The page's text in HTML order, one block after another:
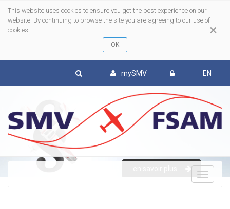
×
This website uses cookies to ensure you get the best experience on our
website. By continuing to browse the site you are agreeing to our use of
cookies
mySMV EN